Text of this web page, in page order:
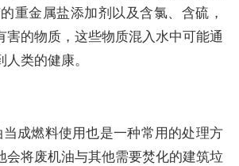
重金属盐添加剂以及含氯、含硫，
害的物质，这些物质混入水中可能通
类的健康。
成燃料使用也是一种常用的处理方
会将废机油与其他需要焚化的建筑垃